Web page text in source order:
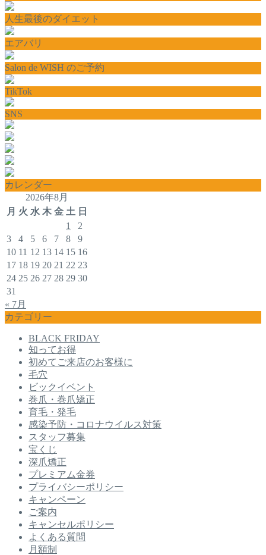
人生最後のダイエット
エアバリ
Salon de WISH のご予約
TikTok
SNS
カレンダー
2026年8月
月 火 水 木 金 土 日
1
2
3
4 5 6 7 8
9
10 11 12 13 14 15 16
17 18 19 20 21 22 23
24 25 26 27 28 29 30
31
« 7月
カテゴリー
BLACK FRIDAY
知ってお得
初めてご来店のお客様に
毛穴
ビックイベント
巻爪・巻爪矯正
育毛・発毛
感染予防・コロナウイルス対策
スタッフ募集
宝くじ
深爪矯正
プレミアム金券
プライバシーポリシー
キャンペーン
ご案内
キャンセルポリシー
よくある質問
月額制